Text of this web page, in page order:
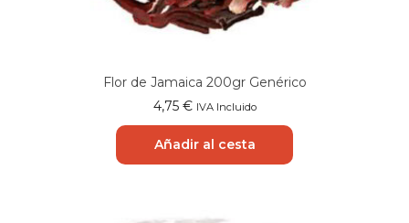
Flor de Jamaica 200gr Genérico
4,75 € IVA Incluido
Añadir al cesta